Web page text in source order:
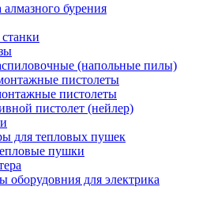
алмазного бурения
(напольные пилы)
пистолеты
пистолеты
пистолет (нейлер)
для тепловых пушек
пушки
оборудовния для электрика